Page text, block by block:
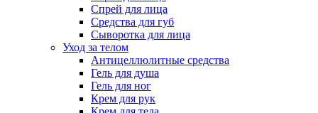
Спрей для лица
Средства для губ
Сыворотка для лица
Уход за телом
Антицеллюлитные средства
Гель для душа
Гель для ног
Крем для рук